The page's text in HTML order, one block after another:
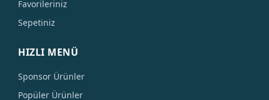
Favorileriniz
Sepetiniz
HIZLI MENÜ
Sponsor Ürünler
Popüler Ürünler